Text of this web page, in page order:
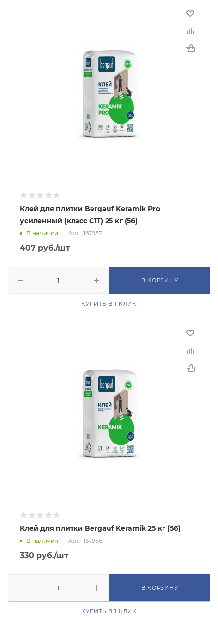
Клей для плитки Bergauf Keramik Pro
усиленный (класс С1Т) 25 кг (56)
В наличии Арт.: 167957
407 руб./шт
В КОРЗИНУ
КУПИТЬ В 1 КЛИК
Клей для плитки Bergauf Keramik 25 кг (56)
В наличии Арт.: 167956
330 руб./шт
В КОРЗИНУ
КУПИТЬ В 1 КЛИК